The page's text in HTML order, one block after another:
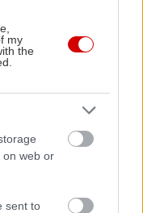
my
the
on web or
sent to
η ποίηση